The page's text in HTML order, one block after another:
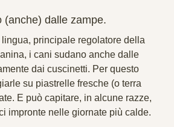
(anche) dalle zampe.
principale regolatore della
i cani sudano anche dalle
dai cuscinetti. Per questo
su piastrelle fresche (o terra
E può capitare, in alcune razze,
impronte nelle giornate più calde.